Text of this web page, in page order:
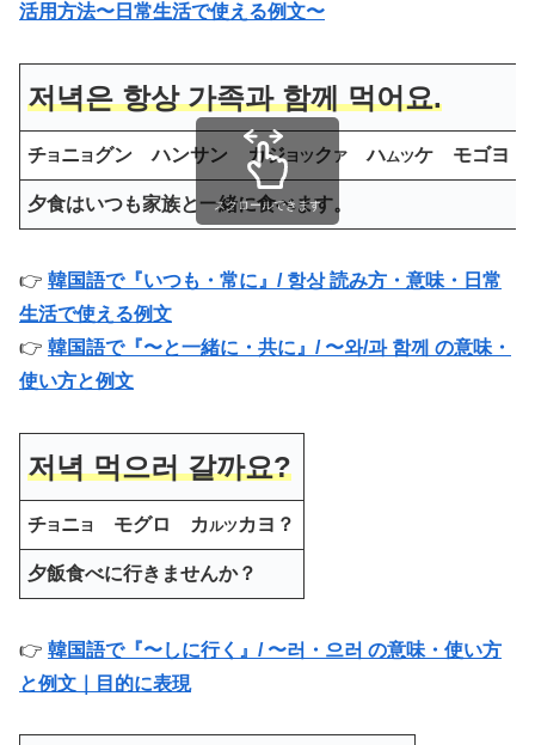
活用方法〜日常生活で使える例文〜
저녁은 항상 가족과 함께 먹어요.
チヨ ニヨ グン ハンサン カジヨツク ア ハムツケ モゴヨ
夕食はいつも家族と一緒に食べます。
スクロールできます
👉 韓国語で『いつも・常に』/ 항상 読み方・意味・日常
生活で使える例文
👉 韓国語で『〜と一緒に・共に』/ 〜와/과 함께 の意味・
使い方と例文
저녁 먹으러 갈까요?
チヨ ニヨ モグロ カ ルツカヨ？
夕飯食べに行きませんか？
👉 韓国語で『〜しに行く』/ 〜러・으러 の意味・使い方
と例文｜目的に表現